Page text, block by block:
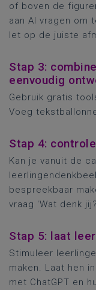
of boven de
aan AI vragen om
let op de juiste
Stap 3:
eenvoudig
Gebruik gratis
Voeg
Stap 4:
Kan je vanuit de
bespreekbaar
vraag 'Wat denk
Stap 5: laat
Stimuleer
maken. Laat hen
met ChatGPT en